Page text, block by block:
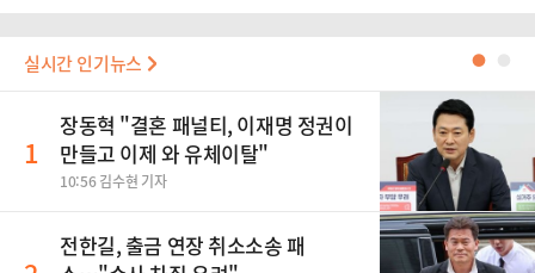
실시간 인기뉴스 ●
1
장동혁 "결혼 패널티, 이재명 정권이
만들고 이제 와 유체이탈"
10:56 김수현 기자
전한길, 출금 연장 취소소송 패